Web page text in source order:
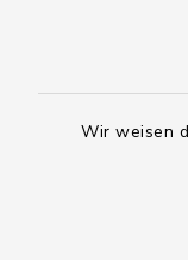
Wir weisen